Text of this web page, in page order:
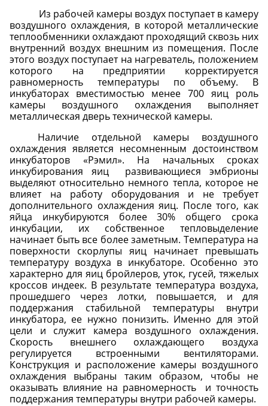
Из рабочей камеры воздух поступает в камеру
воздушного охлаждения, в которой металлические
теплообменники охлаждают проходящий сквозь них
внутренний воздух внешним из помещения. После
этого воздух поступает на нагреватель, положением
которого на предприятии корректируется
равномерность температуры по объему. В
инкубаторах вместимостью менее 700 яиц роль
камеры воздушного охлаждения выполняет
металлическая дверь технической камеры.
Наличие отдельной камеры воздушного
охлаждения является несомненным достоинством
инкубаторов «Рэмил». На начальных сроках
инкубирования яиц
развивающиеся эмбрионы
выделяют относительно немного тепла, которое не
влияет на работу оборудования и не требует
дополнительного охлаждения яиц. После того, как
яйца инкубируются более 30% общего срока
инкубации, их собственное тепловыделение
начинает быть все более заметным. Температура на
поверхности скорлупы яиц начинает превышать
температуру воздуха в инкубаторе. Особенно это
характерно для яиц бройлеров, уток, гусей, тяжелых
кроссов индеек. В результате температура воздуха,
прошедшего через лотки, повышается, и для
поддержания стабильной температуры внутри
инкубатора, ее нужно понизить. Именно для этой
цели и служит камера воздушного охлаждения.
Скорость внешнего охлаждающего воздуха
регулируется встроенными вентиляторами.
Конструкция и расположение камеры воздушного
охлаждения выбраны таким образом, чтобы не
оказывать влияние на равномерность
и точность
поддержания температуры внутри рабочей камеры.